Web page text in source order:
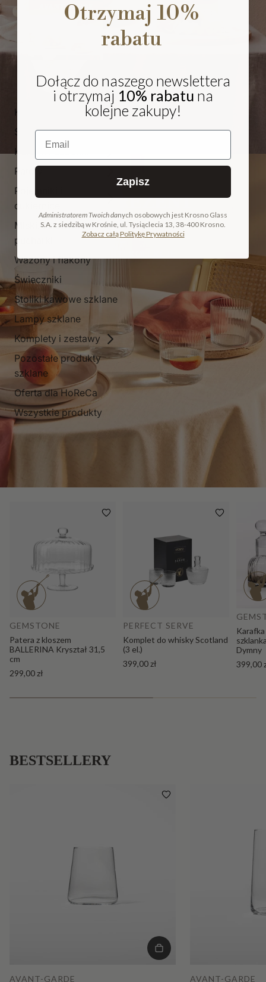
Kieliszki i pokale
Szklanki
Karafki i dzbanki
Patery
Pojemniki i
cukiernice
Miski, salaterki i
pucharki
Wazony i flakony
Świeczniki
Stoliki kawowe szklane
Lampy szklane
Komplety i zestawy
Pozostałe produkty
szklane
Oferta dla HoReCa
Wszystkie produkty
NA PREZENT
COLLECTION
Dodaj do koszyka
GEMSTONE
Patera z kloszem
BALLERINA Kryształ 31,5
cm
299,00 zł
PERFECT SERVE
Komplet do whisky Scotland
(3 el.)
399,00 zł
Dymny
399,00
BESTSELLERY
AVANT-GARDE AVANT-GARDE
Otrzymaj 10%
rabatu
Dołącz do naszego newslettera
i otrzymaj 10% rabatu na
kolejne zakupy!
Email
Zapisz
Administratorem Twoich danych osobowych jest Krosno Glass
S.A. z siedzibą w Krośnie, ul. Tysiąclecia 13, 38-400 Krosno.
Zobacz całą Politykę Prywatności